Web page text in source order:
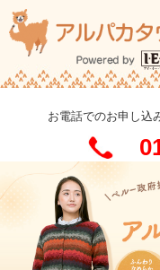
お電話でのお申し込